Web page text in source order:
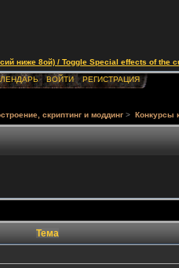
ниже 8ой) / Toggle Special effects of the
ВОЙТИ РЕГИСТРАЦИЯ
скриптинг и моддинг > Конкурсы
Тема